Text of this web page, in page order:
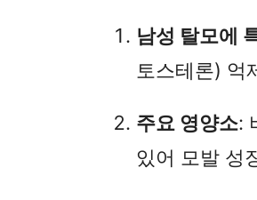
남성 탈모에
토스테론) 억
주요 영양소:
있어 모발 성